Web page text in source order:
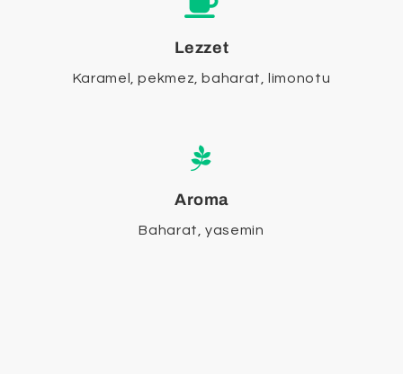
Lezzet
Karamel, pekmez, baharat, limonotu
Aroma
Baharat, yasemin